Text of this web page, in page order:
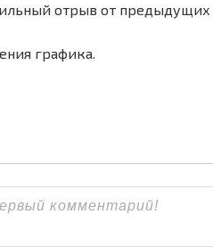
отрыв от предыдущих
графика.